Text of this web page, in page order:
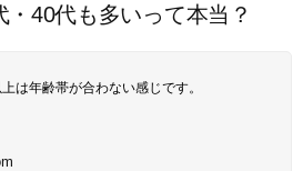
40代も多いって本当？
は年齢帯が合わない感じです。